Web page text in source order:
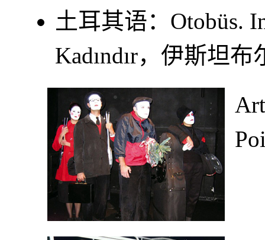
土耳其语： Otobüs.
Kadındır，伊斯坦布